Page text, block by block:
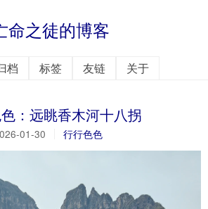
命之徒的博客
档 标签 友链 关于
：远眺香木河十八拐
01-30 行行色色